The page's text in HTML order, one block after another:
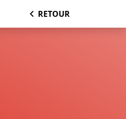
RETOUR